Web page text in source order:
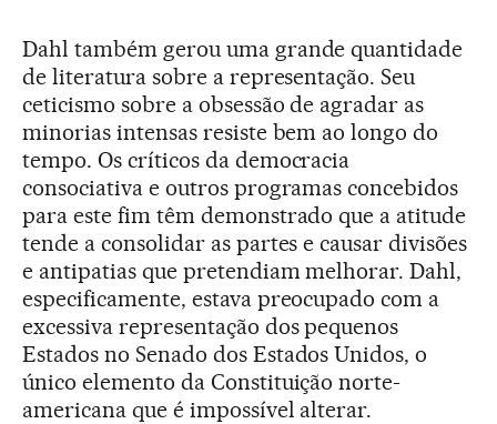
Dahl também gerou uma grande quantidade
de literatura sobre a representação. Seu
ceticismo sobre a obsessão de agradar as
minorias intensas resiste bem ao longo do
tempo. Os críticos da democracia
consociativa e outros programas concebidos
para este fim têm demonstrado que a atitude
tende a consolidar as partes e causar divisões
e antipatias que pretendiam melhorar. Dahl,
especificamente, estava preocupado com a
excessiva representação dos pequenos
Estados no Senado dos Estados Unidos, o
único elemento da Constituição norte-
americana que é impossível alterar.